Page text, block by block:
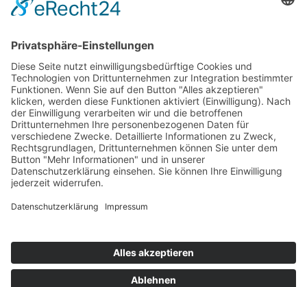
Podcasts, Themen und Informationen.
Entdecken Sie unser Forum für Medien, Bildung
und Demokratie - jederzeit und überall
verfügbar.
Mehr erfahren
COOKIE-EINSTELLUNGEN